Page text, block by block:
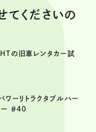
てくださいの
の旧車レンタカー試
ワーリトラクタブルハー
ー ＃40